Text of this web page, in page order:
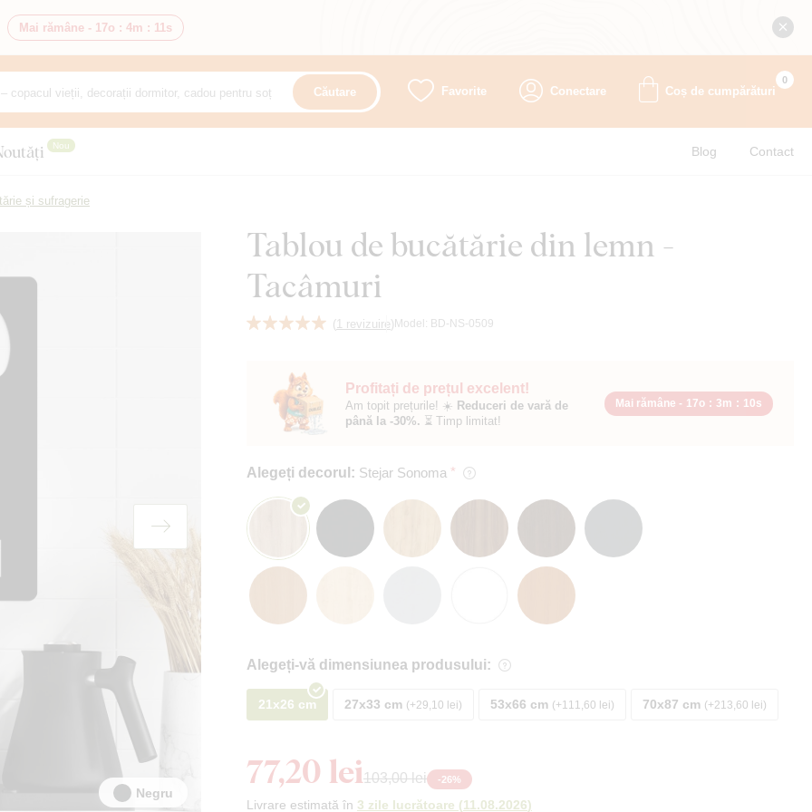
Mai rămâne - 17o : 4m : 9s
Căutare Favorite Conectare Coș de cumpărături
0
Nou Blog Contact
și sufragerie
Tablou de bucătărie din lemn -
Tacâmuri
( 1 revizuire) Model: BD-NS-0509
Negru
Profitați de prețul excelent!
Am topit prețurile! ☀️ Reduceri de vară de
până la -30%. ⏳ Timp limitat!
Mai rămâne - 17o : 3m : 9s
Alegeți decorul: Stejar Sonoma
Alegeți-vă dimensiunea produsului:
21x26 cm 27x33 cm +29,10 lei 53x66 cm +111,60 lei 70x87 cm +213,60 lei
77,20 lei103,00 lei -26%
Livrare estimată în 3 zile lucrătoare (11.08.2026)